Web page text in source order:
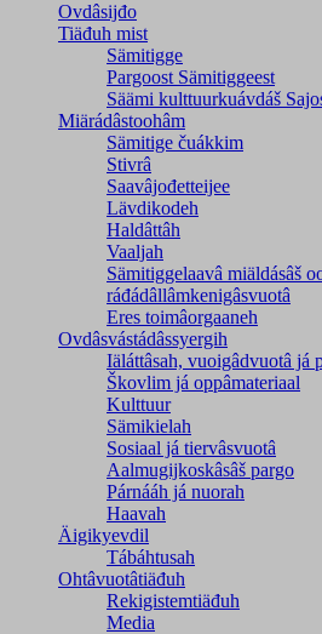
Ovdâsijđo
Tiäđuh mist
Sämitigge
Pargoost Sämitiggeest
Säämi kulttuurkuávdáš
Miärádâstoohâm
Sämitige čuákkim
Stivrâ
Saavâjođetteijee
Lävdikodeh
Haldâttâh
Vaaljah
Sämitiggelaavâ miäldásâš
ráđádâllâmkenigâsvuotâ
Eres toimâorgaaneh
Ovdâsvástádâssyergih
Iäláttâsah, vuoigâdvuotâ já
Škovlim já oppâmateriaal
Kulttuur
Sämikielah
Sosiaal já tiervâsvuotâ
Aalmugijkoskâsâš pargo
Párnááh já nuorah
Haavah
Äigikyevdil
Tábáhtusah
Ohtâvuotâtiäđuh
Rekigistemtiäđuh
Media